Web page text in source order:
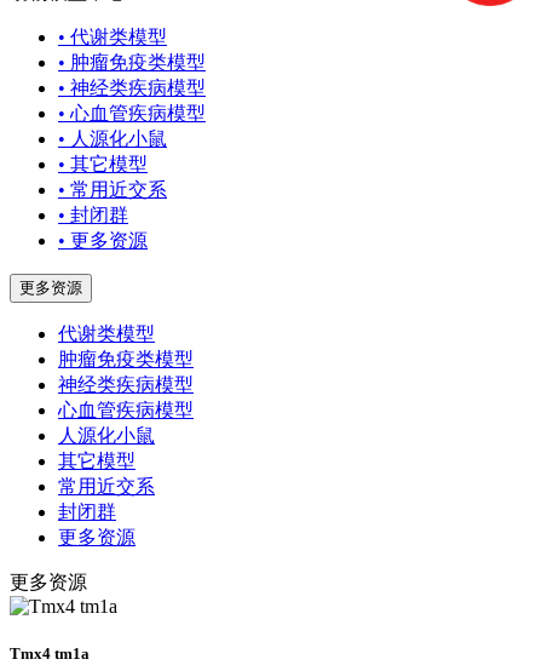
• 代谢类模型
• 肿瘤免疫类模型
• 神经类疾病模型
• 心血管疾病模型
• 人源化小鼠
• 其它模型
• 常用近交系
• 封闭群
• 更多资源
更多资源
代谢类模型
肿瘤免疫类模型
神经类疾病模型
心血管疾病模型
人源化小鼠
其它模型
常用近交系
封闭群
更多资源
更多资源
Tmx4 tm1a